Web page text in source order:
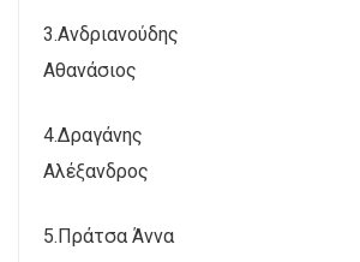
3.Ανδριανούδης
Αθανάσιος
4.Δραγάνης
Αλέξανδρος
5.Πράτσα Άννα